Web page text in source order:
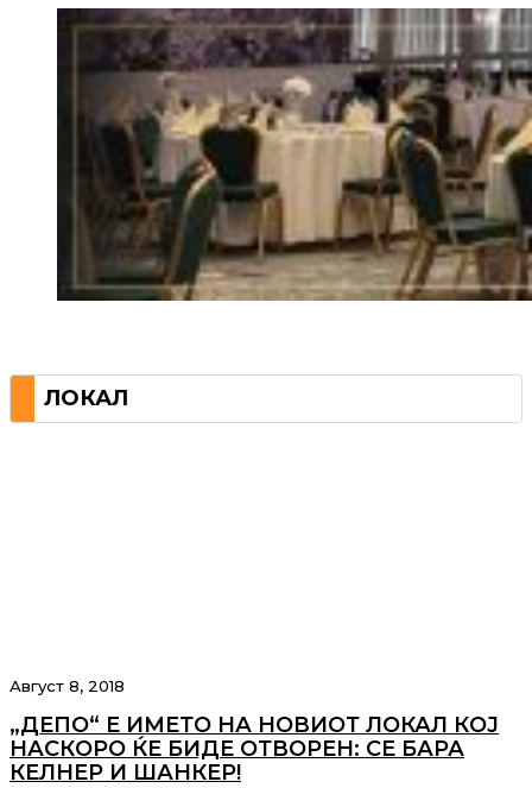
ЛОКАЛ
Август 8, 2018
„ДЕПО“ Е ИМЕТО НА НОВИОТ ЛОКАЛ КОЈ
НАСКОРО ЌЕ БИДЕ ОТВОРЕН: СЕ БАРА
КЕЛНЕР И ШАНКЕР!